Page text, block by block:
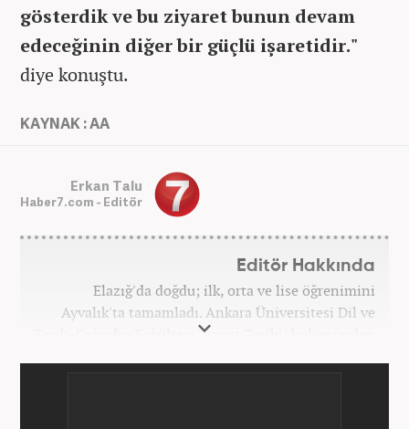
gösterdik ve bu ziyaret bunun devam
edeceğinin diğer bir güçlü işaretidir."
diye konuştu.
KAYNAK : AA
Erkan Talu
Haber7.com - Editör
Editör Hakkında
Elazığ'da doğdu; ilk, orta ve lise öğrenimini
Ayvalık'ta tamamladı. Ankara Üniversitesi Dil ve
Tarih-Coğrafya Fakültesi "Sanat Tarihi" bölümünden